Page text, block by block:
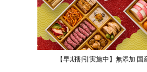
【早期割引実施中】無添加 国